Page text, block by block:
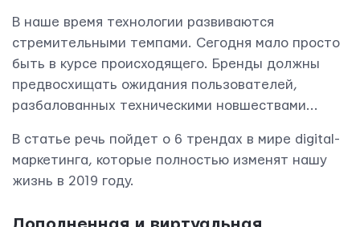
В наше время технологии развиваются
стремительными темпами. Сегодня мало просто
быть в курсе происходящего. Бренды должны
предвосхищать ожидания пользователей,
разбалованных техническими новшествами...
В статье речь пойдет о 6 трендах в мире digital-
маркетинга, которые полностью изменят нашу
жизнь в 2019 году.